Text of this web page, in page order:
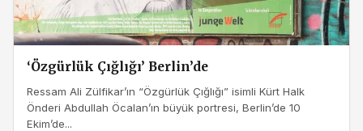
‘Özgürlük Çığlığı’ Berlin’de
Ressam Ali Zülfikar’ın “Özgürlük Çığlığı” isimli Kürt Halk
Önderi Abdullah Öcalan’ın büyük portresi, Berlin’de 10
Ekim’de...